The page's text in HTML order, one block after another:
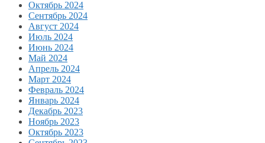
Октябрь 2024
Сентябрь 2024
Август 2024
Июль 2024
Июнь 2024
Май 2024
Апрель 2024
Март 2024
Февраль 2024
Январь 2024
Декабрь 2023
Ноябрь 2023
Октябрь 2023